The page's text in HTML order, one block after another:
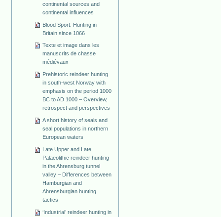
continental sources and
continental influences
Blood Sport: Hunting in
Britain since 1066
Texte et image dans les
manuscrits de chasse
médiévaux
Prehistoric reindeer hunting
in south-west Norway with
emphasis on the period 1000
BC to AD 1000 – Overview,
retrospect and perspectives
A short history of seals and
seal populations in northern
European waters
Late Upper and Late
Palaeolithic reindeer hunting
in the Ahrensburg tunnel
valley – Differences between
Hamburgian and
Ahrensburgian hunting
tactics
‘Industrial’ reindeer hunting in